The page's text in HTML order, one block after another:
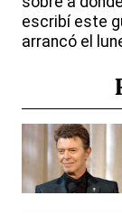
escribí este
arrancó el